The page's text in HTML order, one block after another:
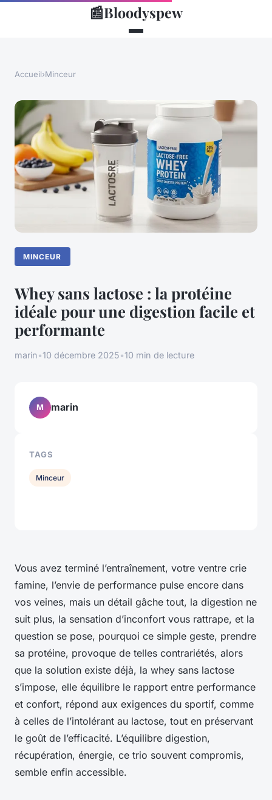
📰Bloodyspew
Accueil›Minceur
MINCEUR
Whey sans lactose : la protéine
idéale pour une digestion facile et
performante
marin•10 décembre 2025•10 min de lecture
Vous avez terminé l’entraînement, votre ventre crie
famine, l’envie de performance pulse encore dans
vos veines, mais un détail gâche tout, la digestion ne
suit plus, la sensation d’inconfort vous rattrape, et la
question se pose, pourquoi ce simple geste, prendre
sa protéine, provoque de telles contrariétés, alors
que la solution existe déjà, la whey sans lactose
s’impose, elle équilibre le rapport entre performance
et confort, répond aux exigences du sportif, comme
à celles de l’intolérant au lactose, tout en préservant
le goût de l’efficacité. L’équilibre digestion,
récupération, énergie, ce trio souvent compromis,
semble enfin accessible.
M marin
TAGS
Minceur